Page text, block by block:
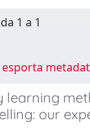
1 a 1
esporta
learning
our